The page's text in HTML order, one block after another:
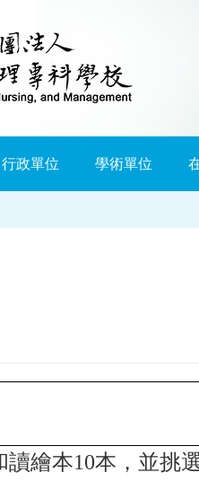
行政單位 學術單位
讀繪本10本，並挑